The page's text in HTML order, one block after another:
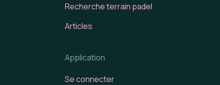
Recherche terrain padel
Articles
Application
Se connecter